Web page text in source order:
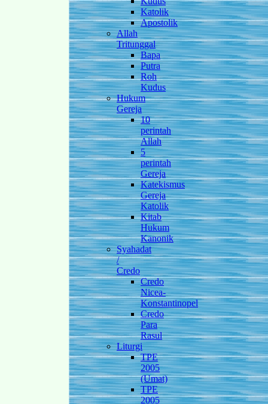
Katolik
Apostolik
Allah
Tritunggal
Bapa
Putra
Roh
Kudus
Hukum
Gereja
10
perintah
Allah
5
perintah
Gereja
Katekismus
Gereja
Katolik
Kitab
Hukum
Kanonik
Syahadat
/
Credo
Credo
Nicea-
Konstantinopel
Credo
Para
Rasul
Liturgi
TPE
2005
(Umat)
TPE
2005